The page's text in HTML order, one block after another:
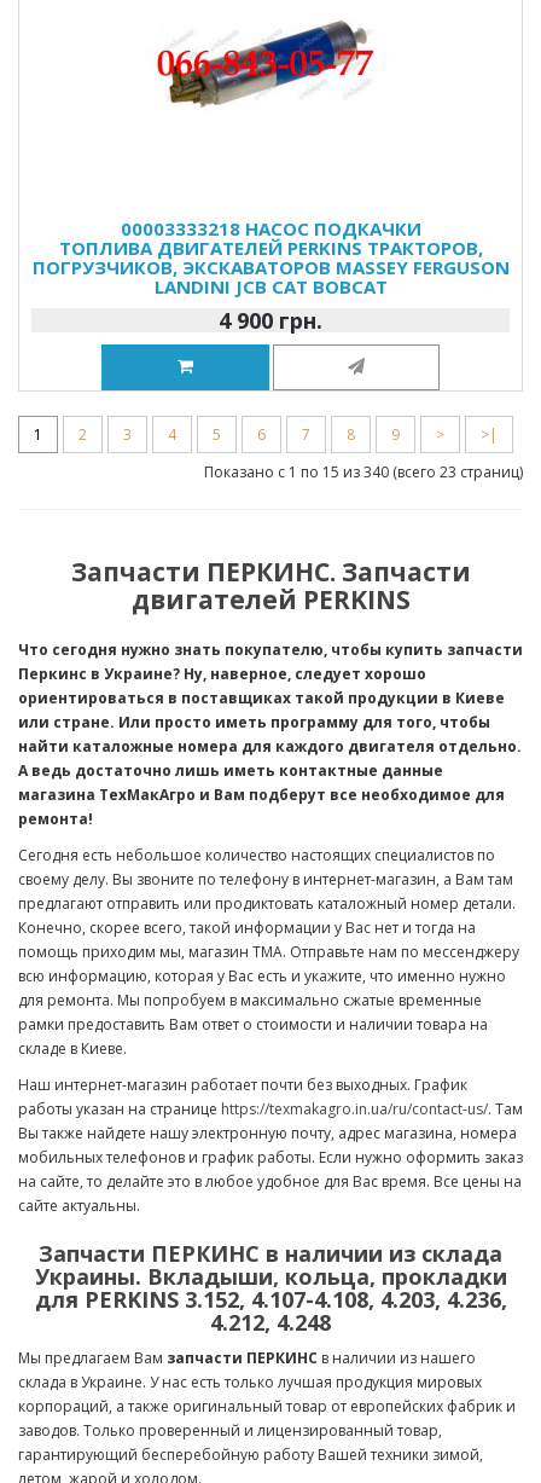
00003333218 НАСОС ПОДКАЧКИ
ТОПЛИВА ДВИГАТЕЛЕЙ PERKINS ТРАКТОРОВ,
ПОГРУЗЧИКОВ, ЭКСКАВАТОРОВ MASSEY FERGUSON
LANDINI JCB CAT BOBCAT
4 900 грн.
1 2 3 4 5 6 7 8 9 >
>|
Показано с 1 по 15 из 340 (всего 23 страниц)
Запчасти ПЕРКИНС. Запчасти
двигателей PERKINS
Что сегодня нужно знать покупателю, чтобы купить запчасти
Перкинс в Украине? Ну, наверное, следует хорошо
ориентироваться в поставщиках такой продукции в Киеве
или стране. Или просто иметь программу для того, чтобы
найти каталожные номера для каждого двигателя отдельно.
А ведь достаточно лишь иметь контактные данные
магазина ТехМакАгро и Вам подберут все необходимое для
ремонта!
Сегодня есть небольшое количество настоящих специалистов по
своему делу. Вы звоните по телефону в интернет-магазин, а Вам там
предлагают отправить или продиктовать каталожный номер детали.
Конечно, скорее всего, такой информации у Вас нет и тогда на
помощь приходим мы, магазин ТМА. Отправьте нам по мессенджеру
всю информацию, которая у Вас есть и укажите, что именно нужно
для ремонта. Мы попробуем в максимально сжатые временные
рамки предоставить Вам ответ о стоимости и наличии товара на
складе в Киеве.
Наш интернет-магазин работает почти без выходных. График
работы указан на странице https://texmakagro.in.ua/ru/contact-us/. Там
Вы также найдете нашу электронную почту, адрес магазина, номера
мобильных телефонов и график работы. Если нужно оформить заказ
на сайте, то делайте это в любое удобное для Вас время. Все цены на
сайте актуальны.
Запчасти ПЕРКИНС в наличии из склада
Украины. Вкладыши, кольца, прокладки
для PERKINS 3.152, 4.107-4.108, 4.203, 4.236,
4.212, 4.248
Мы предлагаем Вам запчасти ПЕРКИНС в наличии из нашего
склада в Украине. У нас есть только лучшая продукция мировых
корпораций, а также оригинальный товар от европейских фабрик и
заводов. Только проверенный и лицензированный товар,
гарантирующий бесперебойную работу Вашей техники зимой,
летом, жарой и холодом.